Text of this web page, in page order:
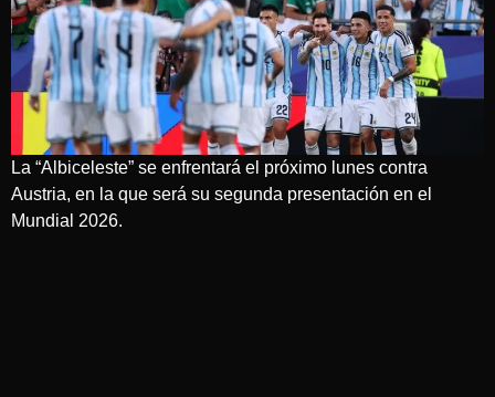
La “Albiceleste” se enfrentará el próximo lunes contra
Austria, en la que será su segunda presentación en el
Mundial 2026.